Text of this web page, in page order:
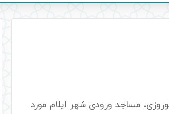
مساجد ورودی شهر ایلام مورد